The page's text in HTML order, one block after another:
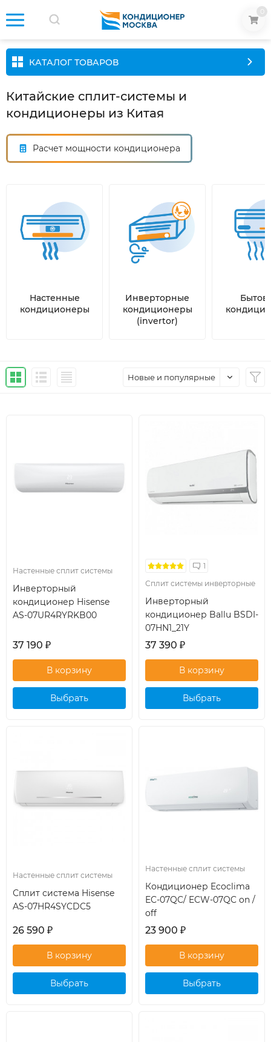
КАТАЛОГ ТОВАРОВ
Китайские сплит-системы и
кондиционеры из Китая
Расчет мощности кондиционера
Настенные
кондиционеры
Инверторные
кондиционеры
(invertor)
Новые и популярные
Настенные сплит системы
Инверторный
кондиционер Hisense
AS-07UR4RYRKB00
37 190 ₽
Выбрать
1
Сплит системы инверторные
Инверторный
кондиционер Ballu BSDI-
07HN1_21Y
37 390 ₽
Выбрать
Настенные сплит системы
Сплит система Hisense
AS-07HR4SYCDC5
26 590 ₽
Выбрать
Настенные сплит системы
Кондиционер Ecoclima
EC-07QC/ ECW-07QC on /
off
23 900 ₽
Выбрать